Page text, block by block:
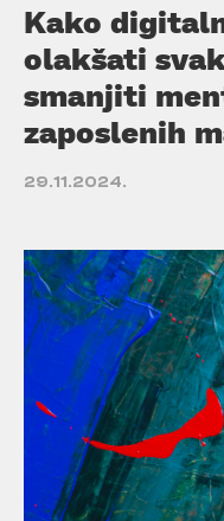
Kako
olakšati
smanjiti
zaposlenih
29.11.2024.